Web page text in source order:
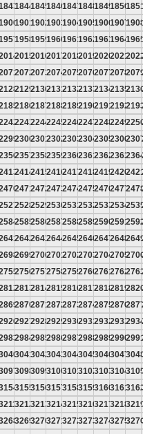
1844184518461847184818491850
1901190219031904190519061907
1958195919601961196219631964
2015201620172018201920202021
2072207320742075207620772078
2129213021312132213321342135
2186218721882189219021912192
2243224422452246224722482249
2300230123022303230423052306
2357235823592360236123622363
2414241524162417241824192420
2471247224732474247524762477
2528252925302531253225332534
2585258625872588258925902591
2642264326442645264626472648
2699270027012702270327042705
2756275727582759276027612762
2813281428152816281728182819
2870287128722873287428752876
2927292829292930293129322933
2984298529862987298829892990
3041304230433044304530463047
3098309931003101310231033104
3155315631573158315931603161
3212321332143215321632173218
3269327032713272327332743275